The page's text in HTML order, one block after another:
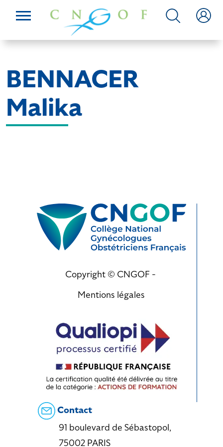
BENNACER
Malika
Copyright © CNGOF -
Mentions légales
Contact
91 boulevard de Sébastopol,
75002 PARIS